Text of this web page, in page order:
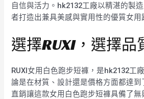
自信與活力。hk2132工廠以精湛的製
者打造出兼具美感與實用性的優質女用
選擇RUXI，選擇品
RUXI女用白色跑步短褲，是hk2132工
論是在材質、設計還是價格方面都達
直銷讓這款女用白色跑步短褲具備了無